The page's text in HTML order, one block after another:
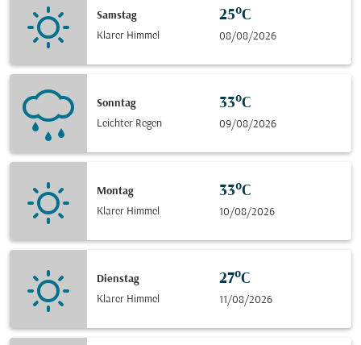
Samstag
Klarer Himmel
25°C
08/08/2026
Sonntag
Leichter Regen
33°C
09/08/2026
Montag
Klarer Himmel
33°C
10/08/2026
Dienstag
Klarer Himmel
27°C
11/08/2026